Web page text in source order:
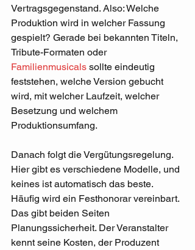
Vertragsgegenstand. Also: Welche
Produktion wird in welcher Fassung
gespielt? Gerade bei bekannten Titeln,
Tribute-Formaten oder
Familienmusicals sollte eindeutig
feststehen, welche Version gebucht
wird, mit welcher Laufzeit, welcher
Besetzung und welchem
Produktionsumfang.
Danach folgt die Vergütungsregelung.
Hier gibt es verschiedene Modelle, und
keines ist automatisch das beste.
Häufig wird ein Festhonorar vereinbart.
Das gibt beiden Seiten
Planungssicherheit. Der Veranstalter
kennt seine Kosten, der Produzent